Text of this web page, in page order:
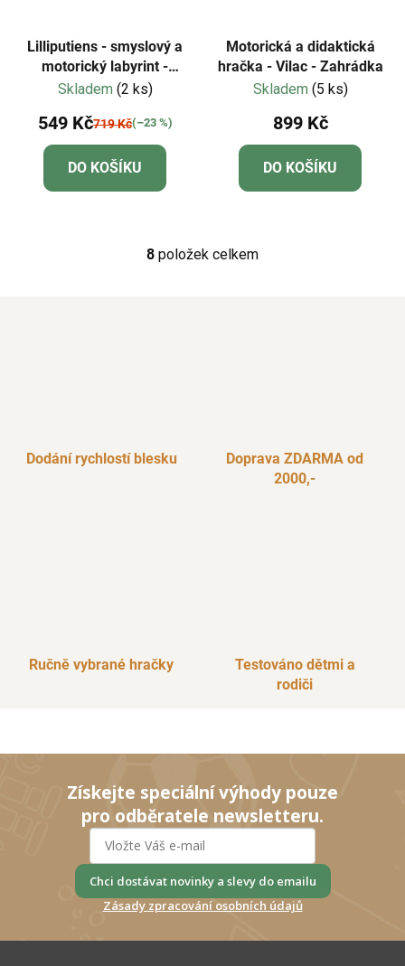
Lilliputiens - smyslový a
motorický labyrint -
Farma
Skladem (2 ks)
549 Kč719 Kč(–23 %)
DO KOŠÍKU
Motorická a didaktická
hračka - Vilac - Zahrádka
Skladem (5 ks)
899 Kč
DO KOŠÍKU
O
8 položek celkem
Dodání rychlostí blesku
Doprava ZDARMA od
2000,-
Ručně vybrané hračky
Testováno dětmi a
rodiči
Získejte speciální výhody pouze
pro odběratele newsletteru.
Chci dostávat novinky a slevy do emailu
Zásady zpracování osobních údajů